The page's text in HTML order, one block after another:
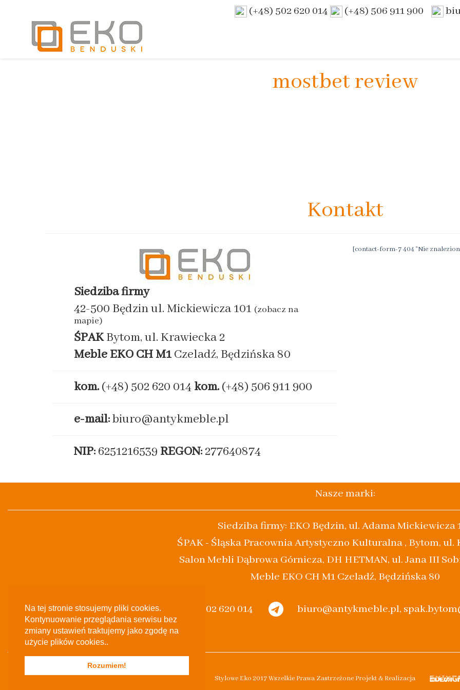
Na tej stronie stosujemy pliki cookies.
Kontynuowanie przeglądania serwisu bez
zmiany ustawień traktujemy jako zgodę na
użycie plików cookies..
Rozumiem!
(+48) 502 620 014 (+48) 506 911 900
mostbet review
Kontakt
Siedziba firmy
42-500 Będzin ul. Mickiewicza 101 (zobacz na
mapie)
ŚPAKBytom, ul. Krawiecka 2
Meble EKO CH M1Czeladź, Będzińska 80
kom. (+48) 502 620 014 kom. (+48) 506 911 900
e-mail:biuro@antykmeble.pl
NIP: 6251216539 REGON: 277640874
[contact-form-7 404 "Nie
Nasze marki:
Siedziba firmy: EKO Będzin, ul. Adama Mickiewicza
ŚPAK - Śląska Pracownia Artystyczno Kulturalna , Bytom, ul.
Salon Mebli Dąbrowa Górnicza, DH HETMAN, ul. Jana III
Meble EKO CH M1 Czeladź, Będzińska 80
(+48) 502 620 014 biuro@antykmeble.pl,
Stylowe Eko 2017 Wszelkie Prawa Zastrzeżone Projekt & Realizacja